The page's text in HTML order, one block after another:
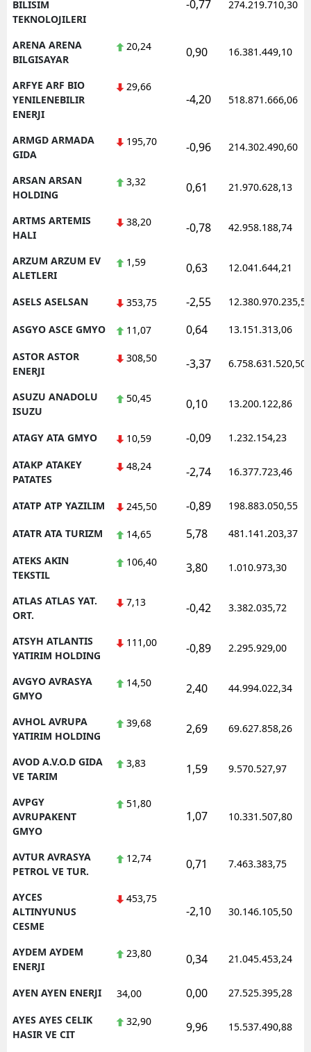
BILISIM
TEKNOLOJILERI
-0,77 274.219.710,30
ARENA ARENA
BILGISAYAR
20,24 0,90 16.381.449,10
ARFYE ARF BIO
YENILENEBILIR
ENERJI
29,66
-4,20 518.871.666,06
ARMGD ARMADA
GIDA
195,70 -0,96 214.302.490,60
ARSAN ARSAN
HOLDING
3,32 0,61 21.970.628,13
ARTMS ARTEMIS
HALI
38,20 -0,78 42.958.188,74
ARZUM ARZUM EV
ALETLERI
1,59 0,63 12.041.644,21
ASELS ASELSAN 353,75 -2,55 12.380.970.235,50
ASGYO ASCE GMYO 11,07 0,64 13.151.313,06
ASTOR ASTOR
ENERJI
308,50 -3,37 6.758.631.520,50
ASUZU ANADOLU
ISUZU
50,45 0,10 13.200.122,86
ATAGY ATA GMYO 10,59 -0,09 1.232.154,23
ATAKP ATAKEY
PATATES
48,24 -2,74 16.377.723,46
ATATP ATP YAZILIM 245,50 -0,89 198.883.050,55
ATATR ATA TURIZM 14,65 5,78 481.141.203,37
ATEKS AKIN
TEKSTIL
106,40 3,80 1.010.973,30
ATLAS ATLAS YAT.
ORT.
7,13 -0,42 3.382.035,72
ATSYH ATLANTIS
YATIRIM HOLDING
111,00 -0,89 2.295.929,00
AVGYO AVRASYA
GMYO
14,50 2,40 44.994.022,34
AVHOL AVRUPA
YATIRIM HOLDING
39,68 2,69 69.627.858,26
AVOD A.V.O.D GIDA
VE TARIM
3,83 1,59 9.570.527,97
AVPGY
AVRUPAKENT
GMYO
51,80
1,07 10.331.507,80
AVTUR AVRASYA
PETROL VE TUR.
12,74 0,71 7.463.383,75
AYCES
ALTINYUNUS
CESME
453,75
-2,10 30.146.105,50
AYDEM AYDEM
ENERJI
23,80 0,34 21.045.453,24
AYEN AYEN ENERJI 34,00 0,00 27.525.395,28
AYES AYES CELIK
HASIR VE CIT
32,90 9,96 15.537.490,88